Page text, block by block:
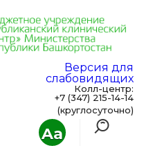
Aa
Версия для
слабовидящих
Колл-центр:
+7 (347) 215-14-14
(круглосуточно)